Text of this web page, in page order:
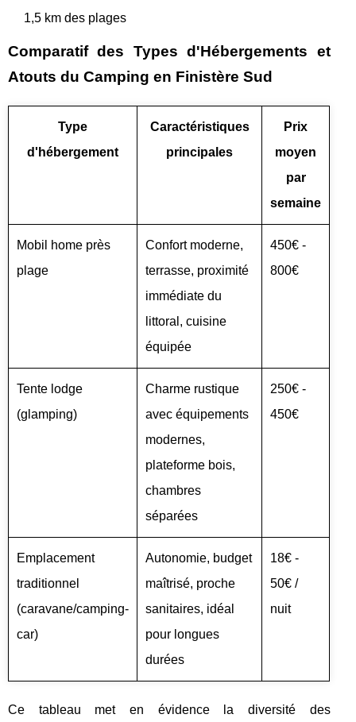
1,5 km des plages
Comparatif des Types d'Hébergements et
Atouts du Camping en Finistère Sud
Type
d'hébergement
Caractéristiques
principales
Prix
moyen
par
semaine
Mobil home près
plage
Confort moderne,
terrasse, proximité
immédiate du
littoral, cuisine
équipée
450€ -
800€
Tente lodge
(glamping)
Charme rustique
avec équipements
modernes,
plateforme bois,
chambres
séparées
250€ -
450€
Emplacement
traditionnel
(caravane/camping-
car)
Autonomie, budget
maîtrisé, proche
sanitaires, idéal
pour longues
durées
18€ -
50€ /
nuit
Ce tableau met en évidence la diversité des